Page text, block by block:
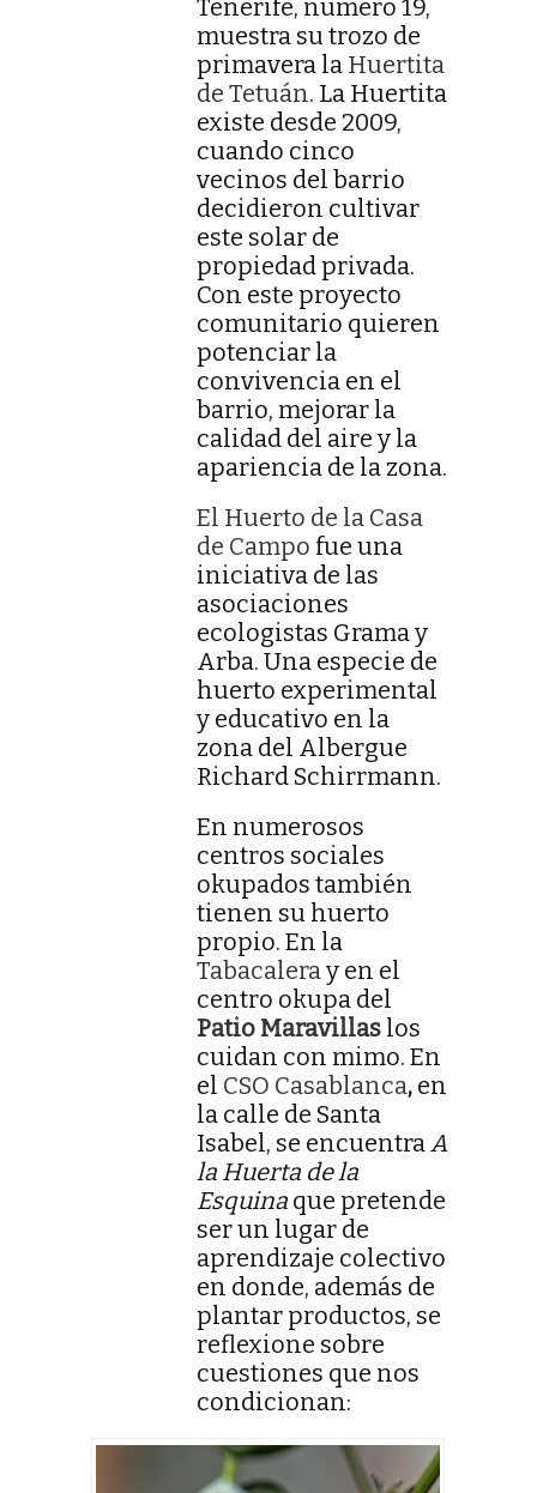
Tenerife, número 19,
muestra su trozo de
primavera la Huertita
de Tetuán. La Huertita
existe desde 2009,
cuando cinco
vecinos del barrio
decidieron cultivar
este solar de
propiedad privada.
Con este proyecto
comunitario quieren
potenciar la
convivencia en el
barrio, mejorar la
calidad del aire y la
apariencia de la zona.
El Huerto de la Casa
de Campo fue una
iniciativa de las
asociaciones
ecologistas Grama y
Arba. Una especie de
huerto experimental
y educativo en la
zona del Albergue
Richard Schirrmann.
En numerosos
centros sociales
okupados también
tienen su huerto
propio. En la
Tabacalera y en el
centro okupa del
Patio Maravillas los
cuidan con mimo. En
el CSO Casablanca, en
la calle de Santa
Isabel, se encuentra A
la Huerta de la
Esquina que pretende
ser un lugar de
aprendizaje colectivo
en donde, además de
plantar productos, se
reflexione sobre
cuestiones que nos
condicionan: